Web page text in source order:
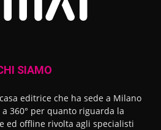
SIAMO
editrice che ha sede a Milano
360° per quanto riguarda la
ed offline rivolta agli specialisti